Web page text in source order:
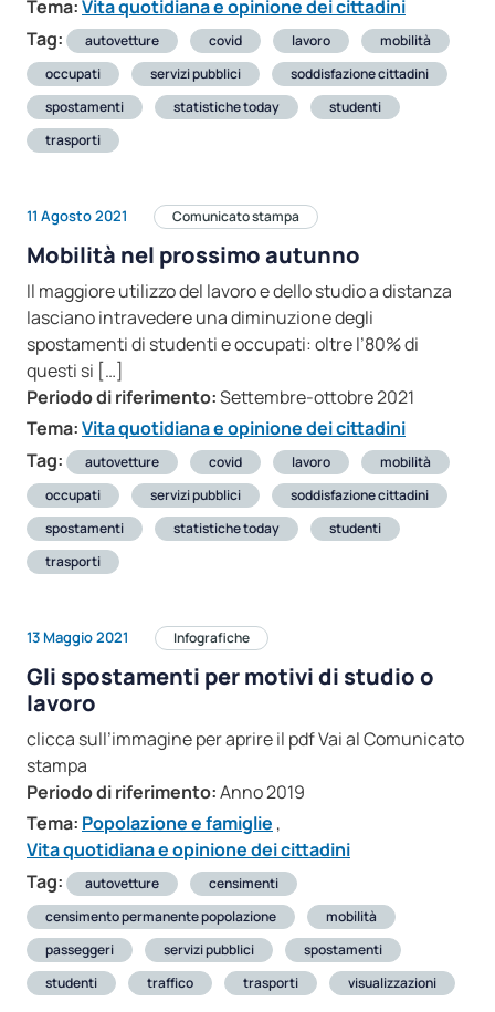
Tema:Vita quotidiana e opinione dei cittadini
Tag:
autovetture covid lavoro
mobilità
occupati
servizi pubblici
soddisfazione cittadini
spostamenti
statistiche today
studenti
trasporti
11 Agosto 2021 Comunicato stampa
Mobilità nel prossimo autunno
Il maggiore utilizzo del lavoro e dello studio a distanza
lasciano intravedere una diminuzione degli
spostamenti di studenti e occupati: oltre l’80% di
questi si […]
Periodo di riferimento:Settembre-ottobre 2021
Tema:Vita quotidiana e opinione dei cittadini
Tag:
autovetture covid lavoro
mobilità
occupati
servizi pubblici
soddisfazione cittadini
spostamenti
statistiche today
studenti
trasporti
13 Maggio 2021 Infografiche
Gli spostamenti per motivi di studio o
lavoro
clicca sull’immagine per aprire il pdf Vai al Comunicato
stampa
Periodo di riferimento:Anno 2019
Tema: Popolazione e famiglie ,
Vita quotidiana e opinione dei cittadini
Tag:
autovetture
censimenti
censimento permanente popolazione
mobilità
passeggeri
servizi pubblici
spostamenti
studenti
traffico trasporti visualizzazioni